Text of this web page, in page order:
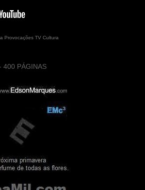
Provocações TV Cultura
400 PÁGINAS